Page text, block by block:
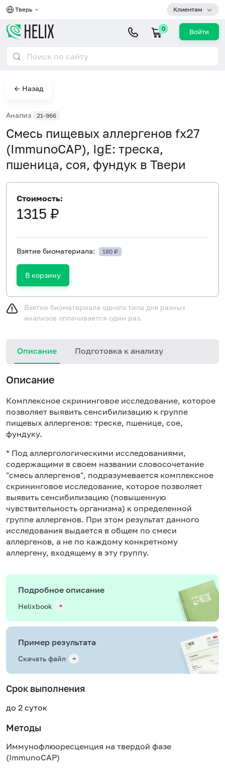
Тверь Клиентам
0 Войти
← Назад
Анализ 21-966
Смесь пищевых аллергенов fx27
(ImmunoCAP), IgE: треска,
пшеница, соя, фундук в Твери
Стоимость:
1315 ₽
Взятие биоматериала: 180 ₽
В корзину
Взятие биоматериала одного типа для разных
анализов оплачивается один раз.
Описание Подготовка к анализу
Описание
Комплексное скрининговое исследование, которое
позволяет выявить сенсибилизацию к группе
пищевых аллергенов: треске, пшенице, сое,
фундуку.
* Под аллергологическими исследованиями,
содержащими в своем названии словосочетание
"смесь аллергенов", подразумевается комплексное
скрининговое исследование, которое позволяет
выявить сенсибилизацию (повышенную
чувствительность организма) к определенной
группе аллергенов. При этом результат данного
исследования выдается в общем по смеси
аллергенов, а не по каждому конкретному
аллергену, входящему в эту группу.
Подробное описание
Helixbook
Пример результата
Скачать файл
Срок выполнения
до 2 суток
Методы
Иммунофлюоресценция на твердой фазе
(ImmunoCAP)